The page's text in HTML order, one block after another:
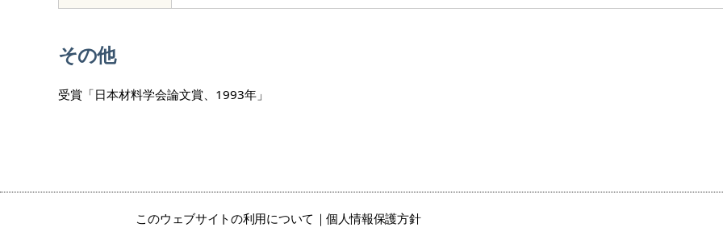
その他
受賞「日本材料学会論文賞、1993年」
このウェブサイトの利用について 個人情報保護方針